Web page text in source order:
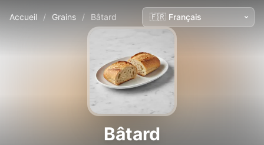
Accueil / Grains / Bâtard
Bâtard